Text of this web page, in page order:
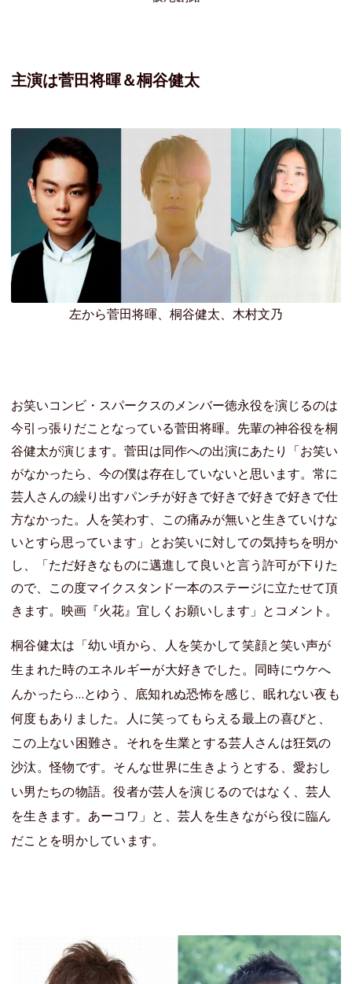
主演は菅田将暉＆桐谷健太
左から菅田将暉、桐谷健太、木村文乃
お笑いコンビ・スパークスのメンバー徳永役を演じるのは
今引っ張りだことなっている菅田将暉。先輩の神谷役を桐
谷健太が演じます。菅田は同作への出演にあたり「お笑い
がなかったら、今の僕は存在していないと思います。常に
芸人さんの繰り出すパンチが好きで好きで好きで好きで仕
方なかった。人を笑わす、この痛みが無いと生きていけな
いとすら思っています」とお笑いに対しての気持ちを明か
し、「ただ好きなものに邁進して良いと言う許可が下りた
ので、この度マイクスタンド一本のステージに立たせて頂
きます。映画『火花』宜しくお願いします」とコメント。
桐谷健太は「幼い頃から、人を笑かして笑顔と笑い声が
生まれた時のエネルギーが大好きでした。同時にウケへ
んかったら…とゆう、底知れぬ恐怖を感じ、眠れない夜も
何度もありました。人に笑ってもらえる最上の喜びと、
この上ない困難さ。それを生業とする芸人さんは狂気の
沙汰。怪物です。そんな世界に生きようとする、愛おし
い男たちの物語。役者が芸人を演じるのではなく、芸人
を生きます。あーコワ」と、芸人を生きながら役に臨ん
だことを明かしています。